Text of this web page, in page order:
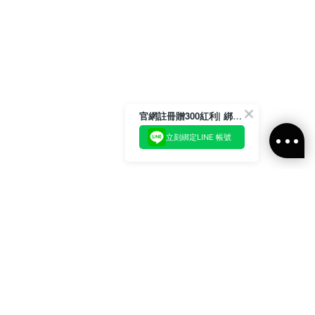
官網註冊贈300紅利| 綁定LINE再領取專屬優惠
立刻綁定LINE 帳號